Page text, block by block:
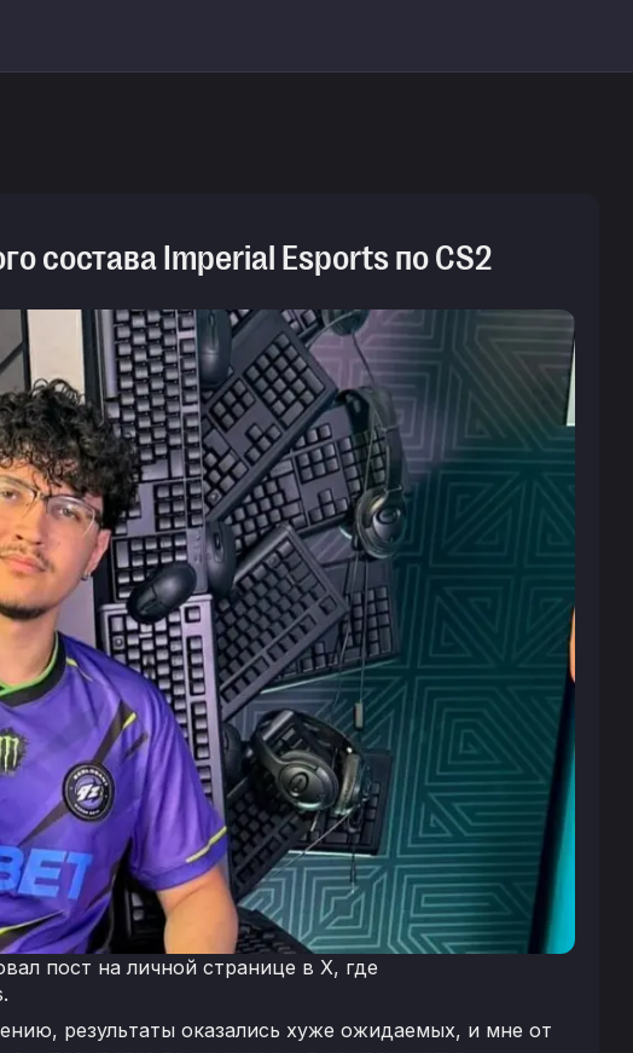
состава Imperial Esports по CS2
пост на личной странице в X, где
результаты оказались хуже ожидаемых, и мне от